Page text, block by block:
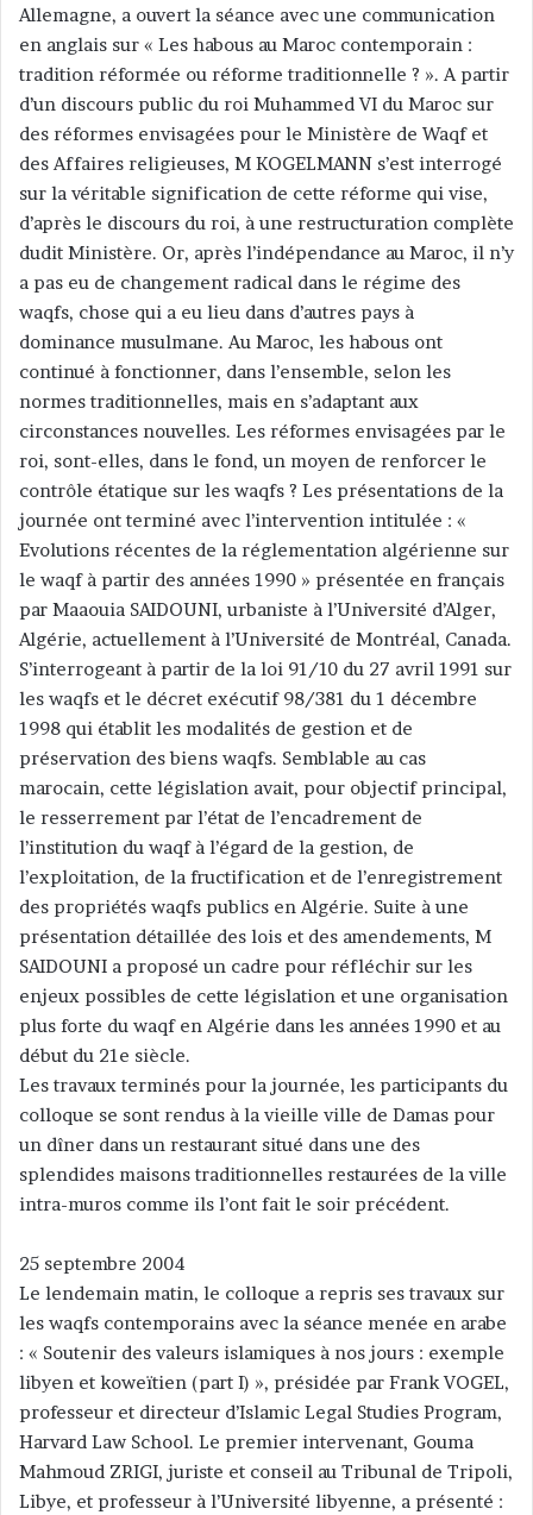
Allemagne, a ouvert la séance avec une communication
en anglais sur « Les habous au Maroc contemporain :
tradition réformée ou réforme traditionnelle ? ». A partir
d’un discours public du roi Muhammed VI du Maroc sur
des réformes envisagées pour le Ministère de Waqf et
des Affaires religieuses, M KOGELMANN s’est interrogé
sur la véritable signification de cette réforme qui vise,
d’après le discours du roi, à une restructuration complète
dudit Ministère. Or, après l’indépendance au Maroc, il n’y
a pas eu de changement radical dans le régime des
waqfs, chose qui a eu lieu dans d’autres pays à
dominance musulmane. Au Maroc, les habous ont
continué à fonctionner, dans l’ensemble, selon les
normes traditionnelles, mais en s’adaptant aux
circonstances nouvelles. Les réformes envisagées par le
roi, sont-elles, dans le fond, un moyen de renforcer le
contrôle étatique sur les waqfs ? Les présentations de la
journée ont terminé avec l’intervention intitulée : «
Evolutions récentes de la réglementation algérienne sur
le waqf à partir des années 1990 » présentée en français
par Maaouia SAIDOUNI, urbaniste à l’Université d’Alger,
Algérie, actuellement à l’Université de Montréal, Canada.
S’interrogeant à partir de la loi 91/10 du 27 avril 1991 sur
les waqfs et le décret exécutif 98/381 du 1 décembre
1998 qui établit les modalités de gestion et de
préservation des biens waqfs. Semblable au cas
marocain, cette législation avait, pour objectif principal,
le resserrement par l’état de l’encadrement de
l’institution du waqf à l’égard de la gestion, de
l’exploitation, de la fructification et de l’enregistrement
des propriétés waqfs publics en Algérie. Suite à une
présentation détaillée des lois et des amendements, M
SAIDOUNI a proposé un cadre pour réfléchir sur les
enjeux possibles de cette législation et une organisation
plus forte du waqf en Algérie dans les années 1990 et au
début du 21e siècle.
Les travaux terminés pour la journée, les participants du
colloque se sont rendus à la vieille ville de Damas pour
un dîner dans un restaurant situé dans une des
splendides maisons traditionnelles restaurées de la ville
intra-muros comme ils l’ont fait le soir précédent.
25 septembre 2004
Le lendemain matin, le colloque a repris ses travaux sur
les waqfs contemporains avec la séance menée en arabe
: « Soutenir des valeurs islamiques à nos jours : exemple
libyen et koweïtien (part I) », présidée par Frank VOGEL,
professeur et directeur d’Islamic Legal Studies Program,
Harvard Law School. Le premier intervenant, Gouma
Mahmoud ZRIGI, juriste et conseil au Tribunal de Tripoli,
Libye, et professeur à l’Université libyenne, a présenté :